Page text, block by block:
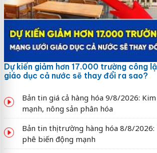
Dự kiến giảm hơn 17.000 trường công
giáo dục cả nước sẽ thay đổi ra sao?
Bản tin giá cả hàng hóa 9/8/2026:
mạnh, nông sản phân hóa
Bản tin thị trường hàng hóa 8/8/2026:
phê biến động mạnh